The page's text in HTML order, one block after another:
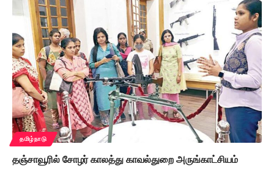
தமிழ்நாடு
தஞ்சாவூரில் சோழர் காலத்து காவல்துறை அருங்காட்சியம்